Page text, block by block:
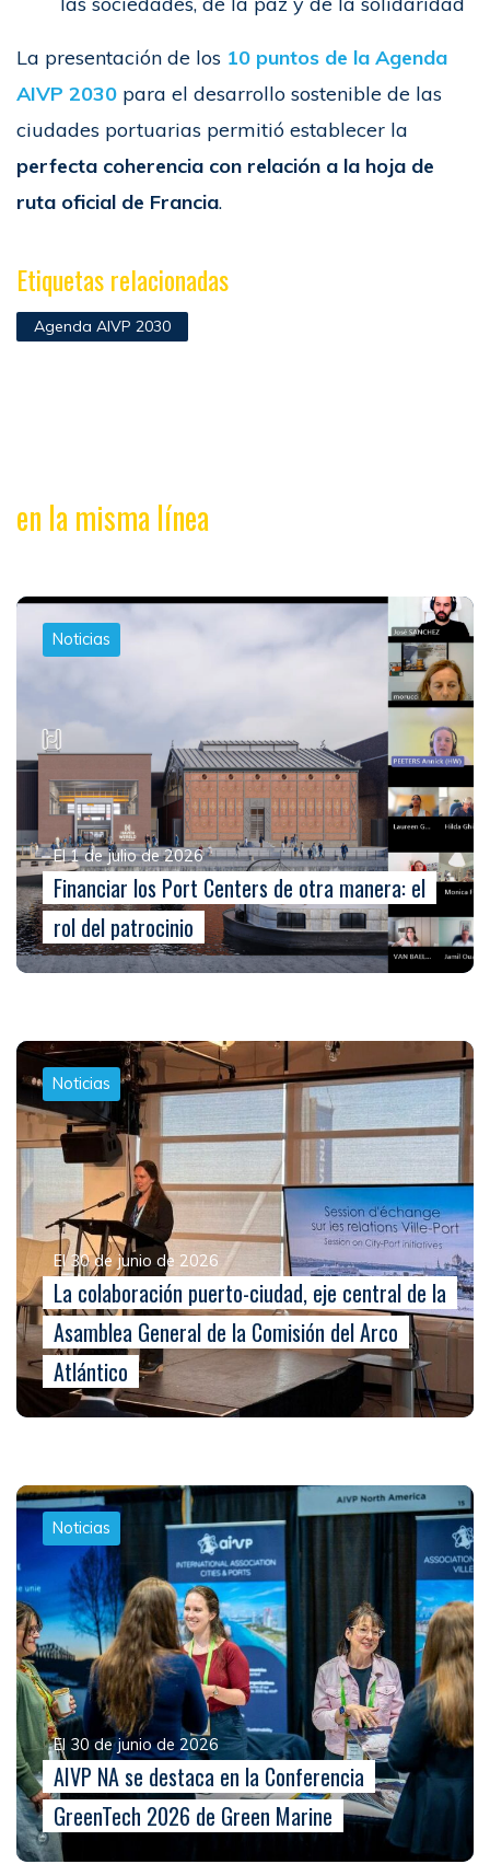
La presentación de los 10 puntos de la Agenda
AIVP 2030 para el desarrollo sostenible de las
ciudades portuarias permitió establecer la
perfecta coherencia con relación a la hoja de
ruta oficial de Francia.
Etiquetas relacionadas
Agenda AIVP 2030
en la misma línea
Noticias
El 1 de julio de 2026
Financiar los Port Centers de otra manera: el
rol del patrocinio
Noticias
El 30 de junio de 2026
La colaboración puerto-ciudad, eje central de la
Asamblea General de la Comisión del Arco
Atlántico
Noticias
El 30 de junio de 2026
AIVP NA se destaca en la Conferencia
GreenTech 2026 de Green Marine